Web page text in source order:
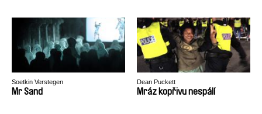
Soetkin Verstegen
Mr Sand
Dean Puckett
Mráz kopřivu nespálí